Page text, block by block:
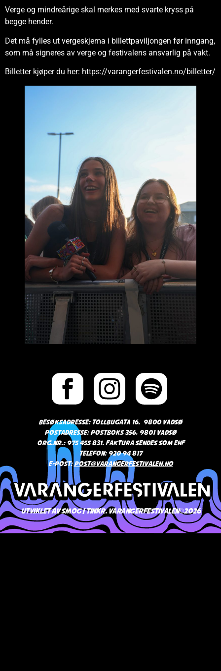
Verge og mindreårige skal merkes med svarte kryss på
begge hender.
Det må fylles ut vergeskjema i billettpaviljongen før inngang,
som må signeres av verge og festivalens ansvarlig på vakt.
Billetter kjøper du her: https://varangerfestivalen.no/billetter/
Besøksadresse: Tollbugata 16, 9800 Vadsø
Postadresse: Postboks 356, 9801 Vadsø
Org.nr.: 975 455 831. Faktura sendes som EHF
Telefon: 920 94 817
E-post:post@varangerfestivalen.no
Utviklet av Smog / TINKR. Varangerfestivalen©2026